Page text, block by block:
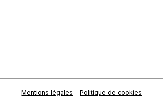
Mentions légales –Politique de cookies